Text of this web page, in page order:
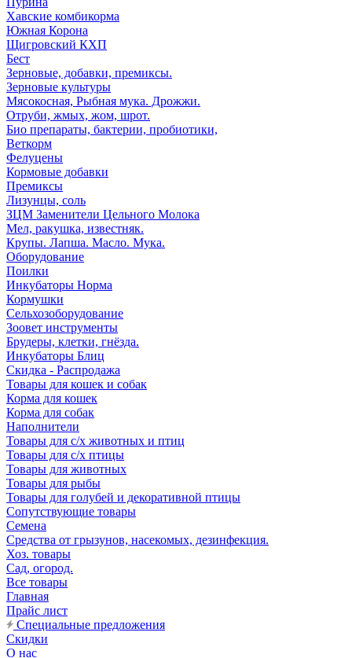
Хавские комбикорма
Южная Корона
Щигровский КХП
Бест
Зерновые, добавки, премиксы.
Зерновые культуры
Мясокосная, Рыбная мука. Дрожжи.
Отруби, жмых, жом, шрот.
Био препараты, бактерии, пробиотики,
Веткорм
Фелуцены
Кормовые добавки
Премиксы
Лизунцы, соль
ЗЦМ Заменители Цельного Молока
Мел, ракушка, известняк.
Крупы. Лапша. Масло. Мука.
Оборудование
Поилки
Инкубаторы Норма
Кормушки
Сельхозоборудование
Зоовет инструменты
Брудеры, клетки, гнёзда.
Инкубаторы Блиц
Скидка - Распродажа
Товары для кошек и собак
Корма для кошек
Корма для собак
Наполнители
Товары для с/х животных и птиц
Товары для с/х птицы
Товары для животных
Товары для рыбы
Товары для голубей и декоративной птицы
Сопутствующие товары
Семена
Средства от грызунов, насекомых, дезинфекция.
Хоз. товары
Сад, огород.
Все товары
Главная
Прайс лист
Специальные предложения
Скидки
О нас